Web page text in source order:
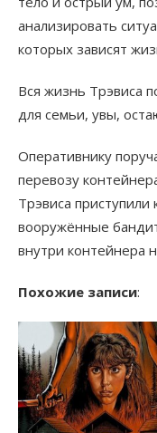
анализировать
которых зависят
Вся жизнь Трэвиса
для семьи, увы,
Оперативнику
перевозу
Трэвиса приступили
вооружённые
внутри контейнера
Похожие записи: